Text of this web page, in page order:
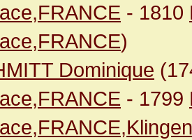
- 1810
)
Dominique
- 1799